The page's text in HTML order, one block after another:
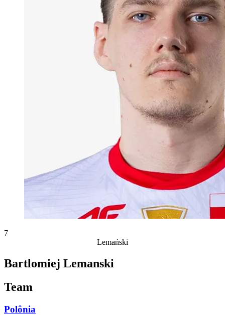
7
Lemański
Bartlomiej Lemanski
Team
Polônia